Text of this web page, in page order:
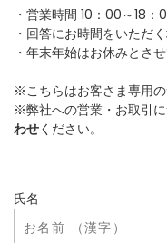
・営業時間 10：00～18：
・回答にお時間をいただ
・年末年始はお休みとさ
※こちらはお客さま専用の
※弊社への営業・お取引
わせください。
氏名